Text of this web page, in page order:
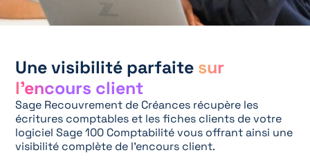
Une visibilité parfaite sur
l’encours client
Sage Recouvrement de Créances récupère les
écritures comptables et les fiches clients de votre
logiciel Sage 100 Comptabilité vous offrant ainsi une
visibilité complète de l’encours client.